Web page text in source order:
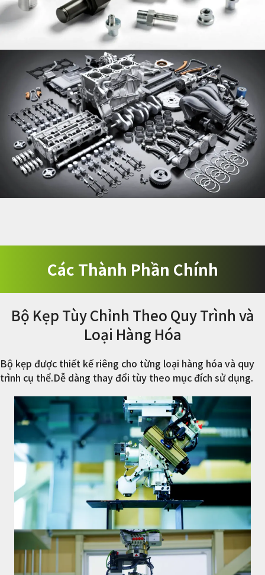
Các Thành Phần Chính
Bộ Kẹp Tùy Chỉnh Theo Quy Trình và
Loại Hàng Hóa
Bộ kẹp được thiết kế riêng cho từng loại hàng hóa và quy
trình cụ thể.Dễ dàng thay đổi tùy theo mục đích sử dụng.